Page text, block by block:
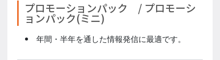
プロモーションパック / プロモーシ
ョンパック(ミニ)
年間・半年を通した情報発信に最適です。